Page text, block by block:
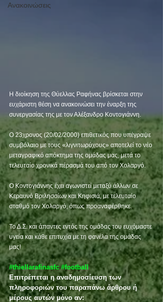
Ανακοινώσεις
Η διοίκηση της Θύελλας Ραφήνας βρίσκεται στην
ευχάριστη θέση να ανακοινώσει την έναρξη της
συνεργασίας της με τον Αλέξανδρο Κοντογιάννη.
Ο 23χρονος (20/02/2000) επιθετικός που υπέγραψε
συμβόλαιο με τους «λιγνιτωρύχους» αποτελεί το νέο
μεταγραφικό απόκτημα της ομάδας μας, μετά το
τελευταίο χρονικά πέρασμά του από τον Χολαργό.
Ο Κοντογιάννης έχει αγωνιστεί μεταξύ άλλων σε
Κεραυνό Βριλησσίων και Κηφισιά, με τελευταίο
σταθμό τον Χολαργό, όπως προαναφέρθηκε.
Το Δ.Σ. και άπαντες εντός της ομάδας του ευχόμαστε
υγεία και κάθε επιτυχία με τη φανέλα της ομάδας
μας!
#thiellarafinasfc #football
Επιτρέπεται η αναδημοσίευση των
πληροφοριών του παραπάνω άρθρου ή
μέρους αυτών μόνο αν: